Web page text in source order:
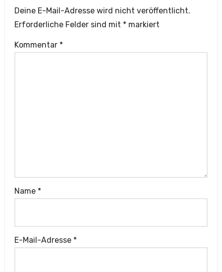
Deine E-Mail-Adresse wird nicht veröffentlicht.
Erforderliche Felder sind mit * markiert
Kommentar *
Name *
E-Mail-Adresse *